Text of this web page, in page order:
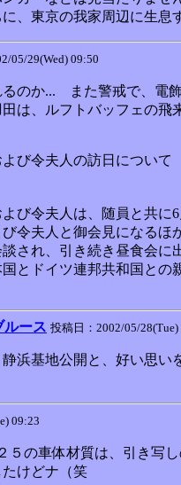
、東京の我家周辺に生息
05/29(Wed) 09:50
のか... また警戒で、電
は、ルフトバッフェの飛
び令夫人の訪日について
令夫人は、随員と共に
夫人と御会見になるほ
れ、引き続き昼食会に
とドイツ連邦共和国との
ルース 投稿日：2002/05/28(Tue)
浜基地公開と、好い思
09:23
の車体材質は、引き写
けどナ（笑